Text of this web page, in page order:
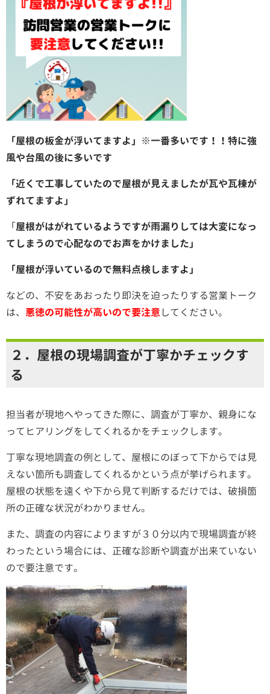
「屋根の板金が浮いてますよ」 ※一番多いです！！特に強
風や台風の後に多いです
「近くで工事していたので屋根が見えましたが瓦や瓦棟が
ずれてますよ」
「屋根がはがれているようですが雨漏りしては大変になっ
てしまうので心配なのでお声をかけました」
「屋根が浮いているので無料点検しますよ」
などの、不安をあおったり即決を迫ったりする営業トーク
は、 悪徳の可能性が高いので要注意 してください。
２．屋根の現場調査が丁寧かチェックす
る
担当者が現地へやってきた際に、調査が丁寧か、親身にな
ってヒアリングをしてくれるかをチェックします。
丁寧な現地調査の例として、屋根にのぼって下からでは見
えない箇所も調査してくれるかという点が挙げられます。
屋根の状態を遠くや下から見て判断するだけでは、破損箇
所の正確な状況がわかりません。
また、調査の内容によりますが３０分以内で現場調査が終
わったという場合には、正確な診断や調査が出来ていない
ので要注意です。